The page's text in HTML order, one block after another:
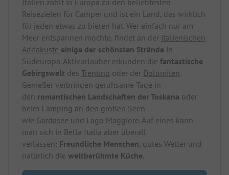
Italien zählt in Europa zu den beliebtesten
Reisezielen für Camper und ist ein Land, das wirklich
für jeden etwas zu bieten hat. Wer einfach nur am
Meer entspannen möchte, findet an der italienischen
Adriaküste einige der schönsten Strände in
Südeuropa. Aktivurlauber erkunden die fantastische
Gebirgswelt des Trentino oder der Dolomiten.
Genießer verbringen geruhsame Tage in
den romantischen Landschaften der Toskana oder
beim Camping an den großen Seen
wie Gardasee und Lago Maggiore. Auf eines kann
man sich in Bella Italia aber überall
verlassen: Freundliche Menschen, gutes Wetter und
natürlich die weltberühmte Küche.